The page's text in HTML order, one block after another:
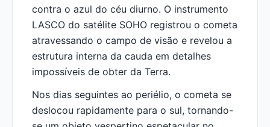
contra o azul do céu diurno. O instrumento
LASCO do satélite SOHO registrou o cometa
atravessando o campo de visão e revelou a
estrutura interna da cauda em detalhes
impossíveis de obter da Terra.
Nos dias seguintes ao periélio, o cometa se
deslocou rapidamente para o sul, tornando-